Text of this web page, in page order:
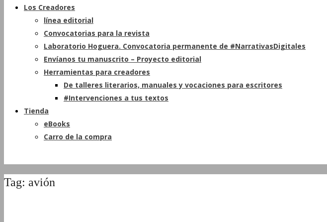
Los Creadores
línea editorial
Convocatorias para la revista
Laboratorio Hoguera. Convocatoria permanente de #NarrativasDigitales
Envíanos tu manuscrito – Proyecto editorial
Herramientas para creadores
De talleres literarios, manuales y vocaciones para escritores
#Intervenciones a tus textos
Tienda
eBooks
Carro de la compra
Tag: avión